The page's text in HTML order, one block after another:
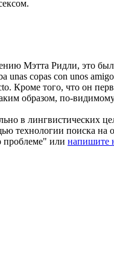
Мэтта Ридли, это
unas copas con unos
Кроме того, что он
образом, по-
в лингвистических
технологии поиска
проблеме" или напишите